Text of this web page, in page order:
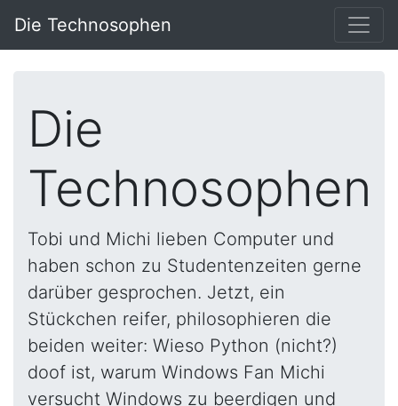
Die Technosophen
Die
Technosophen
Tobi und Michi lieben Computer und
haben schon zu Studentenzeiten gerne
darüber gesprochen. Jetzt, ein
Stückchen reifer, philosophieren die
beiden weiter: Wieso Python (nicht?)
doof ist, warum Windows Fan Michi
versucht Windows zu beerdigen und